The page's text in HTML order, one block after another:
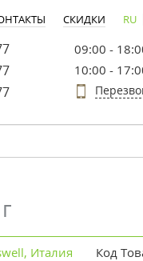
СКИДКИ RU
09:00 -
10:00 -
Италия Код